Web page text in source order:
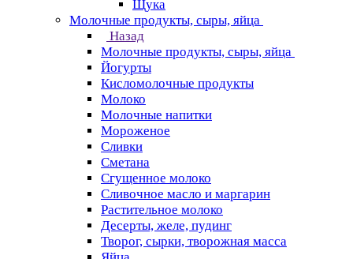
Щука
Молочные продукты, сыры, яйца
Назад
Молочные продукты, сыры, яйца
Йогурты
Кисломолочные продукты
Молоко
Молочные напитки
Мороженое
Сливки
Сметана
Сгущенное молоко
Сливочное масло и маргарин
Растительное молоко
Десерты, желе, пудинг
Творог, сырки, творожная масса